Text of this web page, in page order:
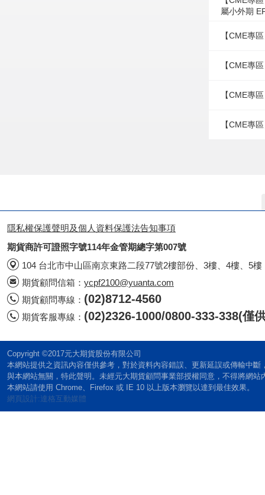
屬小外期
【CME專
【CME專
【CME專
【CME專
隱私權保護聲明及個人資料保護法告知事項
期貨商許可證照字號114年金管期總字第007號
104 台北市中山區南京東路二段77號2樓部份、3樓、4樓、5樓
期貨顧問信箱： ycpf2100@yuanta.com
期貨顧問專線： (02)8712-4560
期貨客服專線： (02)2326-1000/0800-333-338(僅
Copyright ©2017元大期貨股份有限公司
本網站提供之資訊內容僅供參考，對於資料內容錯誤、更新延誤或傳輸中
與本網站無關，特此聲明。未經元大期貨顧問事業部授權同意，不得將網站
本網站請使用 Chrome、Firefox 或 IE 10 以上版本瀏覽以達到最佳效果。
網頁設計:達格互動媒體